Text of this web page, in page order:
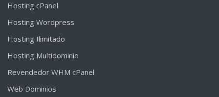
Hosting cPanel
Hosting Wordpress
Hosting Ilimitado
Hosting Multidominio
Revendedor WHM cPanel
Web Dominios